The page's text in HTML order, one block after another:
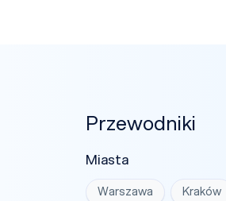
Przewodniki
Miasta
Warszawa Kraków